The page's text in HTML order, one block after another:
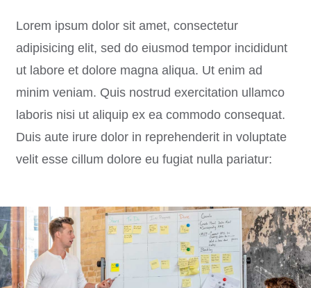
Lorem ipsum dolor sit amet, consectetur
adipisicing elit, sed do eiusmod tempor incididunt
ut labore et dolore magna aliqua. Ut enim ad
minim veniam. Quis nostrud exercitation ullamco
laboris nisi ut aliquip ex ea commodo consequat.
Duis aute irure dolor in reprehenderit in voluptate
velit esse cillum dolore eu fugiat nulla pariatur: